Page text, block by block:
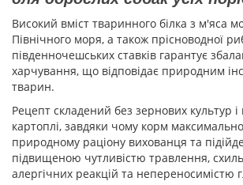
Високий вміст тваринного білка з м'яса
Північного моря, а також прісноводної
південночешських ставків гарантує
харчування, що відповідає природним
тварин.
Рецепт складений без зернових культур і
картоплі, завдяки чому корм максимально
природному раціону вихованця та
підвищеною чутливістю травлення,
алергічних реакцій та непереносимістю